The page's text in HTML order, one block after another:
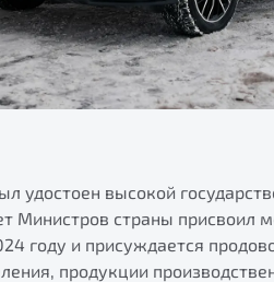
удостоен высокой
Министров страны присвоил
году и присуждается
продукции